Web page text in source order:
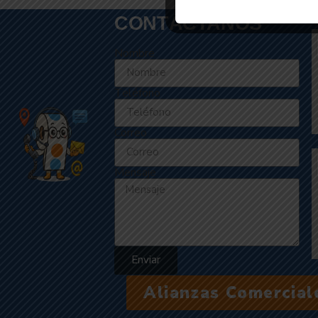
CONTÁCTANOS
Nombre
Teléfono
Correo
Mensaje
Enviar
Alianzas